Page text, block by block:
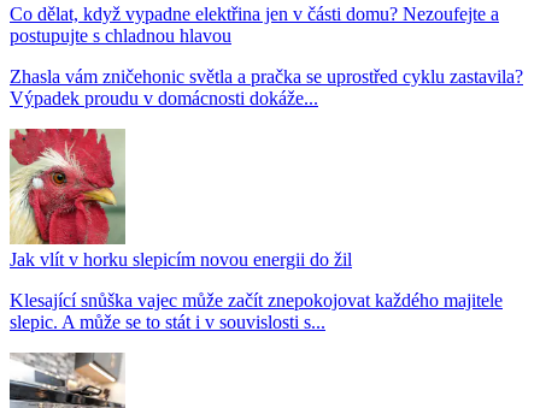
Co dělat, když vypadne elektřina jen v části domu? Nezoufejte a
postupujte s chladnou hlavou
Zhasla vám zničehonic světla a pračka se uprostřed cyklu zastavila?
Výpadek proudu v domácnosti dokáže...
Jak vlít v horku slepicím novou energii do žil
Klesající snůška vajec může začít znepokojovat každého majitele
slepic. A může se to stát i v souvislosti s...